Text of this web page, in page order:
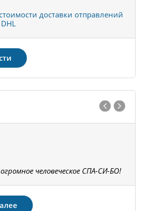
доставки отправлений
человеческое СПА-СИ-БО!